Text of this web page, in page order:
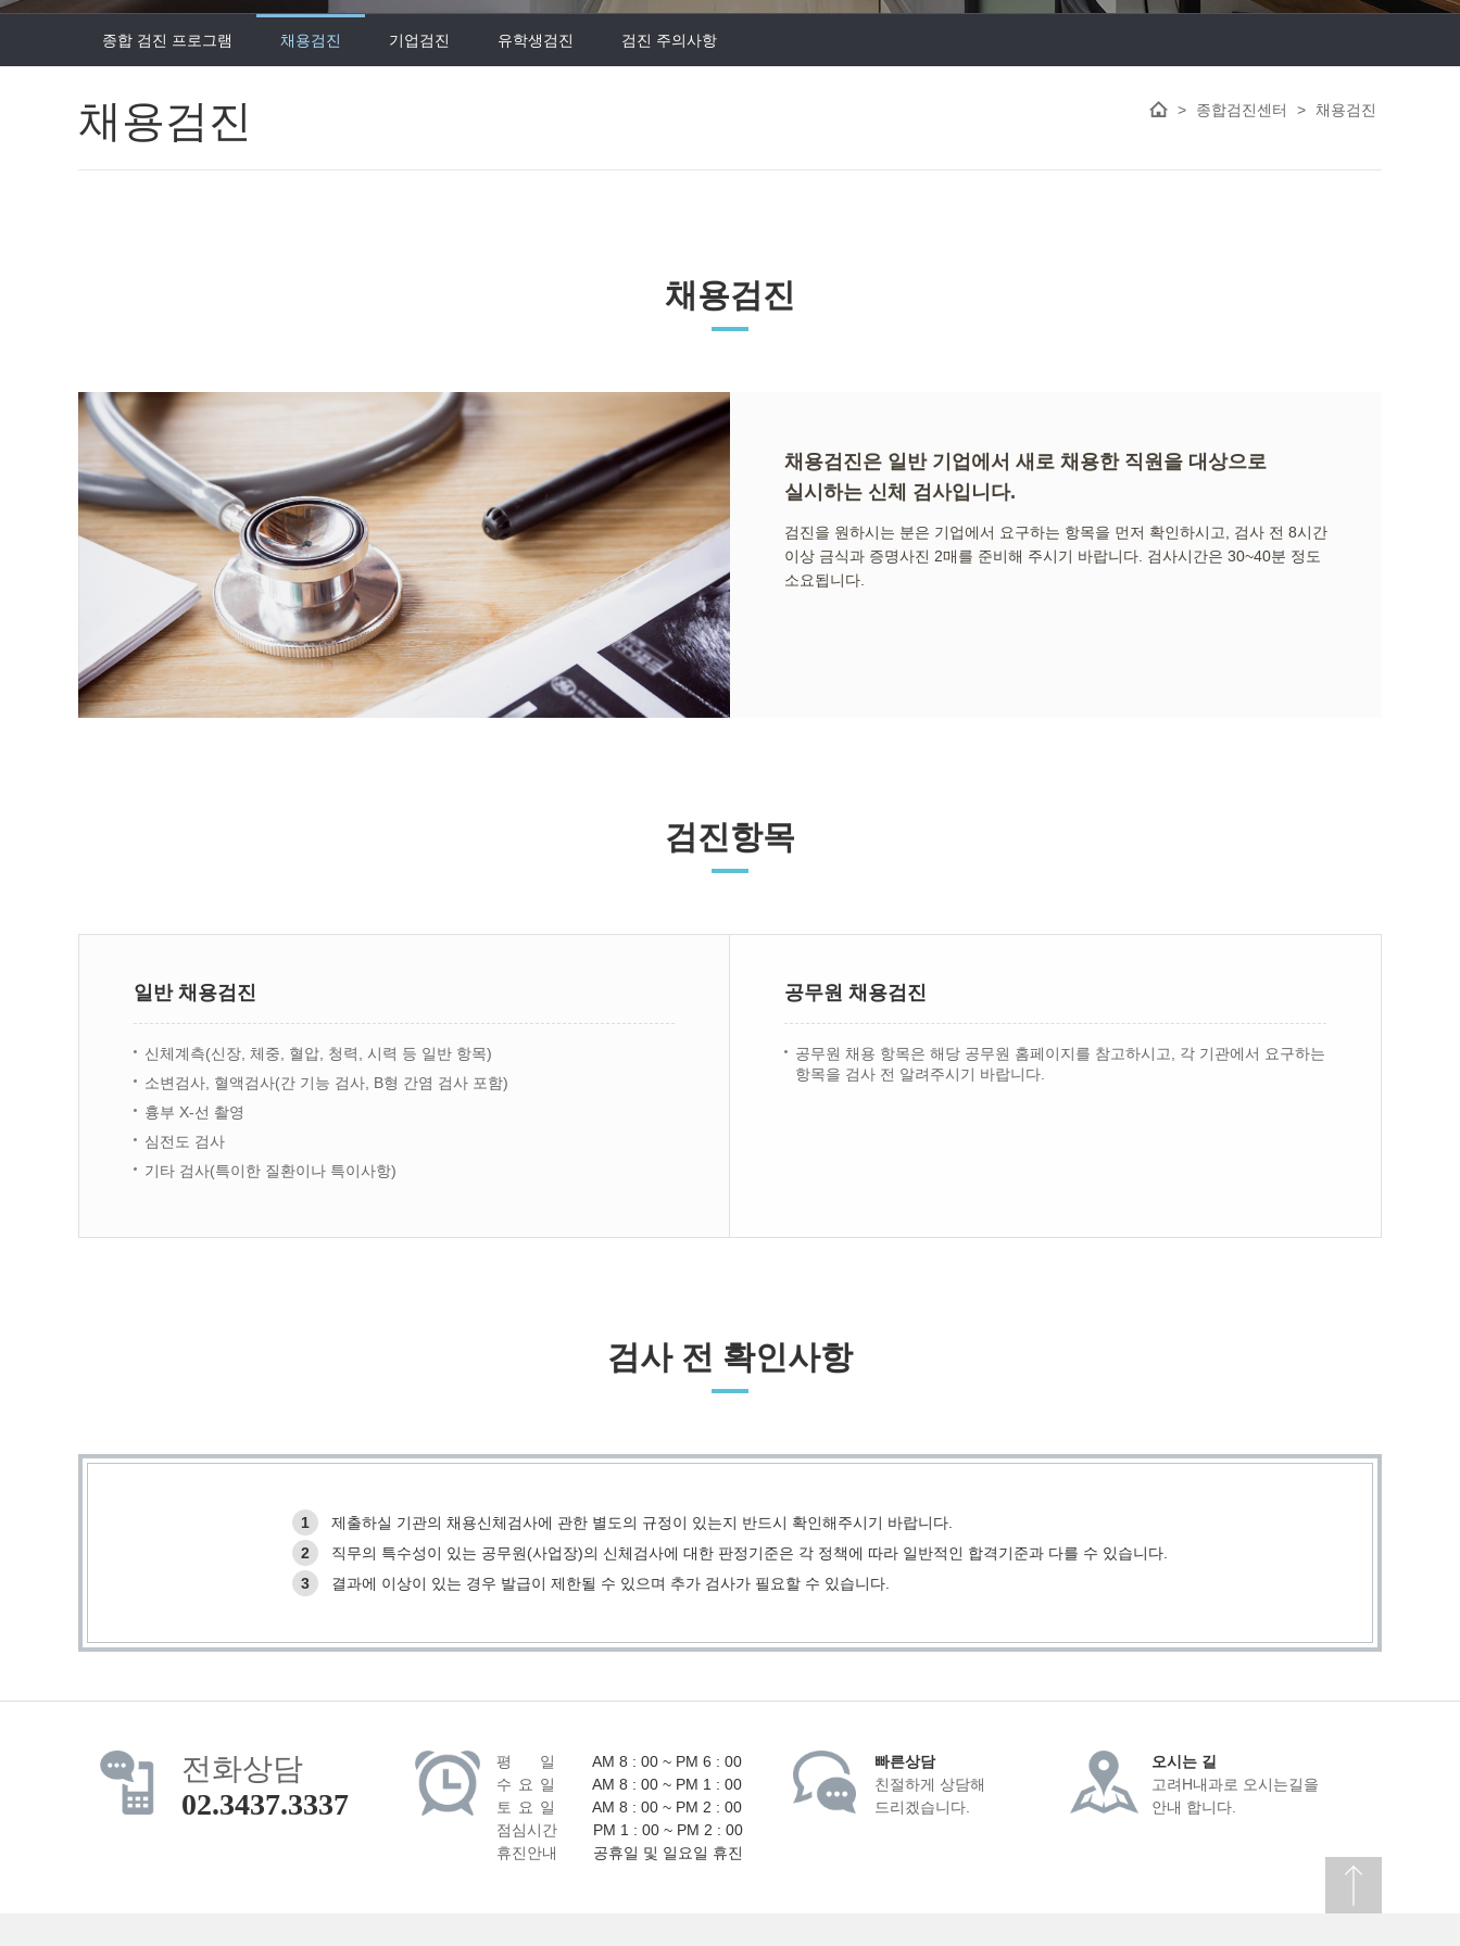
종합 검진 프로그램 채용검진 기업검진 유학생검진 검진 주의사항
채용검진 > 종합검진센터 > 채용검진
채용검진
채용검진은 일반 기업에서 새로 채용한 직원을 대상으로
실시하는 신체 검사입니다.
검진을 원하시는 분은 기업에서 요구하는 항목을 먼저 확인하시고, 검사 전 8시간
이상 금식과 증명사진 2매를 준비해 주시기 바랍니다. 검사시간은 30~40분 정도
소요됩니다.
검진항목
일반 채용검진
신체계측(신장, 체중, 혈압, 청력, 시력 등 일반 항목)
소변검사, 혈액검사(간 기능 검사, B형 간염 검사 포함)
흉부 X-선 촬영
심전도 검사
기타 검사(특이한 질환이나 특이사항)
공무원 채용검진
공무원 채용 항목은 해당 공무원 홈페이지를 참고하시고, 각 기관에서 요구하는
항목을 검사 전 알려주시기 바랍니다.
검사 전 확인사항
1
제출하실 기관의 채용신체검사에 관한 별도의 규정이 있는지 반드시 확인해주시기 바랍니다.
2
직무의 특수성이 있는 공무원(사업장)의 신체검사에 대한 판정기준은 각 정책에 따라 일반적인 합격기준과 다를 수 있습니다.
3
결과에 이상이 있는 경우 발급이 제한될 수 있으며 추가 검사가 필요할 수 있습니다.
전화상담
02.3437.3337
평 일
AM 8 : 00 ~ PM 6 : 00
수 요 일
AM 8 : 00 ~ PM 1 : 00
토 요 일
AM 8 : 00 ~ PM 2 : 00
점심시간
PM 1 : 00 ~ PM 2 : 00
휴진안내
공휴일 및 일요일 휴진
빠른상담
친절하게 상담해
드리겠습니다.
오시는 길
고려H내과로 오시는길을
안내 합니다.